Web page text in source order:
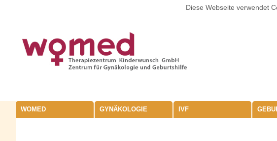
Diese Webseite verwendet
WOMED GYNÄKOLOGIE IVF